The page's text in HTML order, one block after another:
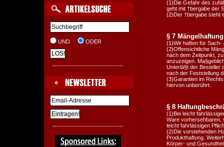
UND ODER
(1)Die Gefahr des
geht mit †bergabe der
(2)Der †bergabe steht
§ 7 Mängelhaftung
(1)Wir haften für Sach-
(2)Offensichtliche
nach dem Zeitpunkt,
anzuzeigen.
Unterlä§t der Besteller
nach der Feststellung
(3)Garantien im
hiervon unberührt.
§ 8
(1)Bei leicht
Ware vorhersehbaren,
leicht fahrlässigen
(2)Die vorstehenden
Produkthaftung.
Körper- und